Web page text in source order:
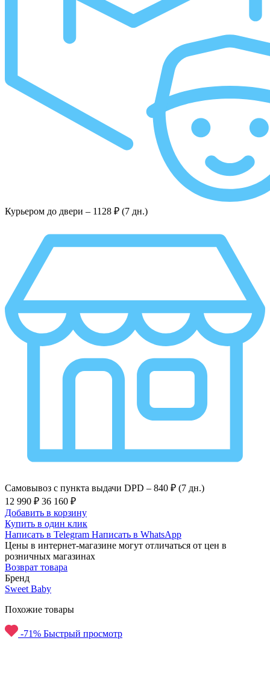
Курьером до двери – 1128 ₽ (7 дн.)
Самовывоз с пункта выдачи DPD – 840 ₽ (7 дн.)
12 990 ₽ 36 160 ₽
Добавить в корзину
Купить в один клик
Написать в Telegram Написать в WhatsApp
Цены в интернет-магазине могут отличаться от цен в
розничных магазинах
Возврат товара
Бренд
Sweet Baby
Похожие товары
-71% Быстрый просмотр